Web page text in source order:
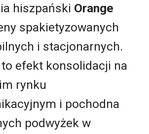
hiszpański Orange
spakietyzowanych
i stacjonarnych.
efekt konsolidacji na
rynku
i pochodna
podwyżek w